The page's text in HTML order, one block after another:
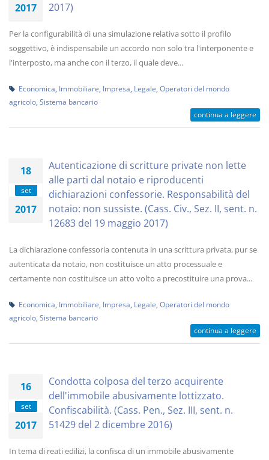
2017
2017)
Per la configurabilità di una simulazione relativa sotto il profilo
soggettivo, è indispensabile un accordo non solo tra l'interponente e
l'interposto, ma anche con il terzo, il quale deve...
Economica Immobiliare Impresa Legale Operatori del mondo
agricolo Sistema bancario
continua a leggere
18
set
2017
Autenticazione di scritture private non lette
alle parti dal notaio e riproducenti
dichiarazioni confessorie. Responsabilità del
notaio: non sussiste. (Cass. Civ., Sez. II, sent. n.
12683 del 19 maggio 2017)
La dichiarazione confessoria contenuta in una scrittura privata, pur se
autenticata da notaio, non costituisce un atto processuale e
certamente non costituisce un atto volto a precostituire una prova...
Economica Immobiliare Impresa Legale Operatori del mondo
agricolo Sistema bancario
continua a leggere
16
set
2017
Condotta colposa del terzo acquirente
dell'immobile abusivamente lottizzato.
Confiscabilità. (Cass. Pen., Sez. III, sent. n.
51429 del 2 dicembre 2016)
In tema di reati edilizi, la confisca di un immobile abusivamente